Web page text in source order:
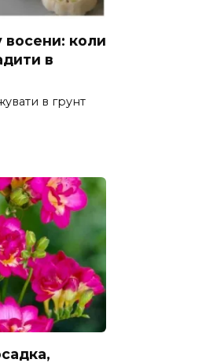
восени: коли
в
в грунт